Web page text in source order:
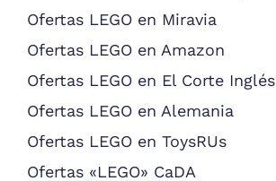
Ofertas LEGO en Miravia
Ofertas LEGO en Amazon
Ofertas LEGO en El Corte Inglés
Ofertas LEGO en Alemania
Ofertas LEGO en ToysRUs
Ofertas «LEGO» CaDA